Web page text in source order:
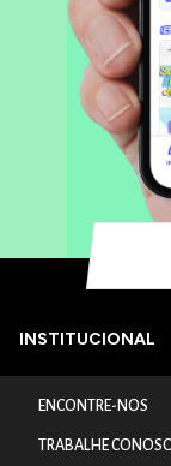
INSTITUCIONAL
ENCONTRE-NOS
TRABALHE